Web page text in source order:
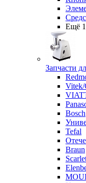
Ещё
Запчасти
Vitek/
Bosch
Tefal
Braun